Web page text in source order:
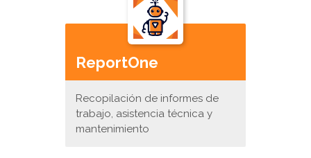
ReportOne
Recopilación de informes de
trabajo, asistencia técnica y
mantenimiento